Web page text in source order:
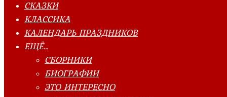
СКАЗКИ
КЛАССИКА
КАЛЕНДАРЬ ПРАЗДНИКОВ
ЕЩЁ…
СБОРНИКИ
БИОГРАФИИ
ЭТО ИНТЕРЕСНО